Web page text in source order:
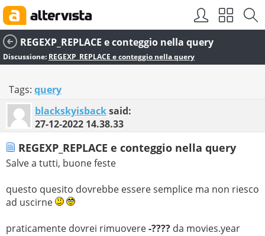
REGEXP_REPLACE e conteggio nella query
Discussione: REGEXP_REPLACE e conteggio nella query
Tags: query
blackskyisbacksaid:
27-12-2022 14.38.33
REGEXP_REPLACE e conteggio nella query
Salve a tutti, buone feste
questo quesito dovrebbe essere semplice ma non riesco
ad uscirne
praticamente dovrei rimuovere-???? da movies.year